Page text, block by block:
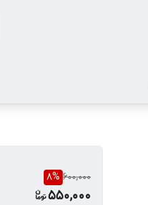
600,000
8%
550,000